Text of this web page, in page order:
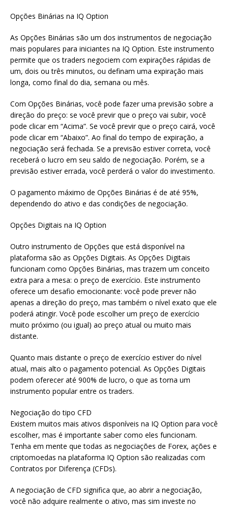
Opções Binárias na IQ Option
As Opções Binárias são um dos instrumentos de negociação
mais populares para iniciantes na IQ Option. Este instrumento
permite que os traders negociem com expirações rápidas de
um, dois ou três minutos, ou definam uma expiração mais
longa, como final do dia, semana ou mês.
Com Opções Binárias, você pode fazer uma previsão sobre a
direção do preço: se você previr que o preço vai subir, você
pode clicar em “Acima”. Se você previr que o preço cairá, você
pode clicar em “Abaixo”. Ao final do tempo de expiração, a
negociação será fechada. Se a previsão estiver correta, você
receberá o lucro em seu saldo de negociação. Porém, se a
previsão estiver errada, você perderá o valor do investimento.
O pagamento máximo de Opções Binárias é de até 95%,
dependendo do ativo e das condições de negociação.
Opções Digitais na IQ Option
Outro instrumento de Opções que está disponível na
plataforma são as Opções Digitais. As Opções Digitais
funcionam como Opções Binárias, mas trazem um conceito
extra para a mesa: o preço de exercício. Este instrumento
oferece um desafio emocionante: você pode prever não
apenas a direção do preço, mas também o nível exato que ele
poderá atingir. Você pode escolher um preço de exercício
muito próximo (ou igual) ao preço atual ou muito mais
distante.
Quanto mais distante o preço de exercício estiver do nível
atual, mais alto o pagamento potencial. As Opções Digitais
podem oferecer até 900% de lucro, o que as torna um
instrumento popular entre os traders.
Negociação do tipo CFD
Existem muitos mais ativos disponíveis na IQ Option para você
escolher, mas é importante saber como eles funcionam.
Tenha em mente que todas as negociações de Forex, ações e
criptomoedas na plataforma IQ Option são realizadas com
Contratos por Diferença (CFDs).
A negociação de CFD significa que, ao abrir a negociação,
você não adquire realmente o ativo, mas sim investe no